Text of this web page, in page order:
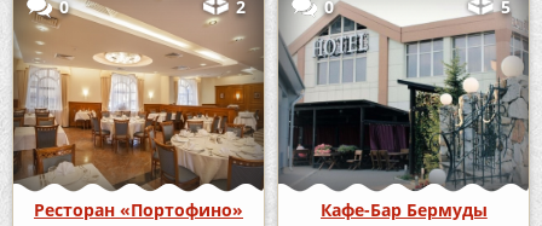
0 2
Ресторан «Портофино»
0 5
Кафе-Бар Бермуды